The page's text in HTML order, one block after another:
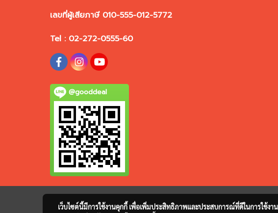
เลขที่ผู้เสียภาษี 010-555-012-5772
Tel : 02-272-0555-60
@gooddeal
เว็บไซต์นี้มีการใช้งานคุกกี้ เพื่อเพิ่มประสิทธิภาพและประสบการณ์ที่ดีในการใช้ง